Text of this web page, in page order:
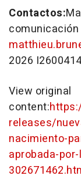
Contactos:
2026
View original
content:
releases/
nacimiento-
aprobada-